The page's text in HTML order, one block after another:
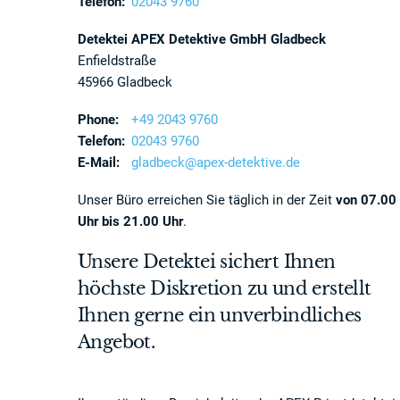
Detektei APEX Detektive GmbH Gladbeck
Enfieldstraße
45966 Gladbeck
Phone:
+49 2043 9760
Telefon: 02043 9760
E-Mail:
gladbeck@apex-detektive.de
Unser Büro erreichen Sie täglich in der Zeit von 07.00
Uhr bis 21.00 Uhr.
Unsere Detektei sichert Ihnen
höchste Diskretion zu und erstellt
Ihnen gerne ein unverbindliches
Angebot.